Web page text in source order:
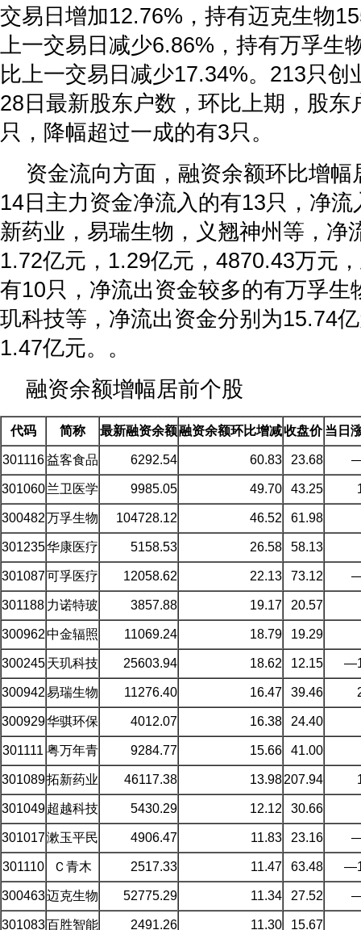
交易日增加12.76%，持有迈克生物
上一交易日减少6.86%，持有万孚生
比上一交易日减少17.34%。213只创
28日最新股东户数，环比上期，股东
只，降幅超过一成的有3只。
资金流向方面，融资余额环比增幅
14日主力资金净流入的有13只，净
新药业，易瑞生物，义翘神州等，净
1.72亿元，1.29亿元，4870.43万元
有10只，净流出资金较多的有万孚生
玑科技等，净流出资金分别为15.74
1.47亿元。。
融资余额增幅居前个股
代码 简称 最新融资余额融资余额环比增减收盘价 当日
301116益客食品 6292.54 60.83 23.68
301060兰卫医学 9985.05 49.70 43.25
300482万孚生物 104728.12 46.52 61.98
301235华康医疗 5158.53 26.58 58.13
301087可孚医疗 12058.62 22.13 73.12
301188 力诺特玻 3857.88 19.17 20.57
300962中金辐照 11069.24 18.79 19.29
300245天玑科技 25603.94 18.62 12.15
300942易瑞生物 11276.40 16.47 39.46
300929华骐环保 4012.07 16.38 24.40
301111 粤万年青 9284.77 15.66 41.00
301089拓新药业 46117.38 13.98207.94
301049超越科技 5430.29 12.12 30.66
301017漱玉平民 4906.47 11.83 23.16
301110 Ｃ青木 2517.33 11.47 63.48
300463迈克生物 52775.29 11.34 27.52
301083百胜智能 2491.26 11.30 15.67